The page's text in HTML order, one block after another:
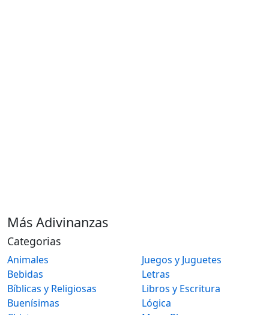
Más Adivinanzas
Categorias
Animales
Bebidas
Bíblicas y Religiosas
Buenísimas
Juegos y Juguetes
Letras
Libros y Escritura
Lógica